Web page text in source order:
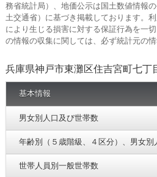
務省統計局）、地価公示は国土数値情報
土交通省）に基づき掲載しております。
により生じる損害に対する保証行為を一
の情報の収集に関しては、必ず統計元の情
兵庫県神戸市東灘区住吉宮町七丁
基本情報
男女別人口及び世帯数
年齢別（５歳階級、４区分）、男女別
世帯人員別一般世帯数